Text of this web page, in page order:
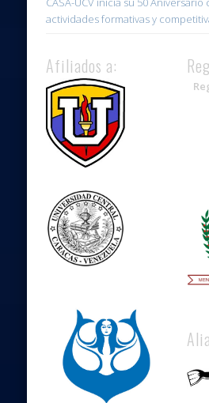
actividades formativas y
Afiliados a: